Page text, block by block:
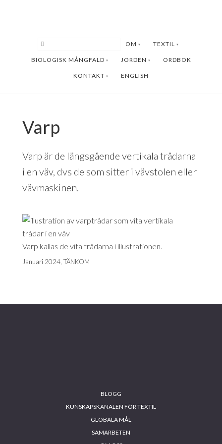
huvudinnehåll
OM TEXTIL
BIOLOGISK MÅNGFALD JORDEN ORDBOK
KONTAKT ENGLISH
Varp
Varp är de längsgående vertikala trådarna
i en väv, dvs de som sitter i vävstolen eller
vävmaskinen.
Varp kallas de vita trådarna i illustrationen.
Januari 2024, TÄNKOM
BLOGG
KUNSKAPSKANALEN FÖR TEXTIL
GLOBALA MÅL
SAMARBETEN